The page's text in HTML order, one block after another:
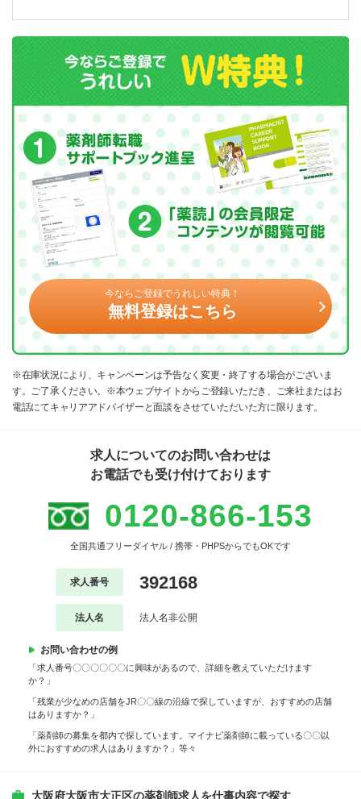
今ならご登録でうれしい特典！
無料登録はこちら
※在庫状況により、キャンペーンは予告なく変更・終了する場合がございま
す。ご了承ください。※本ウェブサイトからご登録いただき、ご来社またはお
電話にてキャリアアドバイザーと面談をさせていただいた方に限ります。
求人についてのお問い合わせは
お電話でも受け付けております
0120-866-153
全国共通フリーダイヤル / 携帯・PHPSからでもOKです
求人番号 392168
法人名 法人名非公開
お問い合わせの例
「求人番号〇〇〇〇〇〇に興味があるので、詳細を教えていただけます
か？」
「残業が少なめの店舗をJR〇〇線の沿線で探していますが、おすすめの店舗
はありますか？」
「薬剤師の募集を都内で探しています。マイナビ薬剤師に載っている〇〇以
外におすすめの求人はありますか？」等々
大阪府大阪市大正区の薬剤師求人を仕事内容で探す